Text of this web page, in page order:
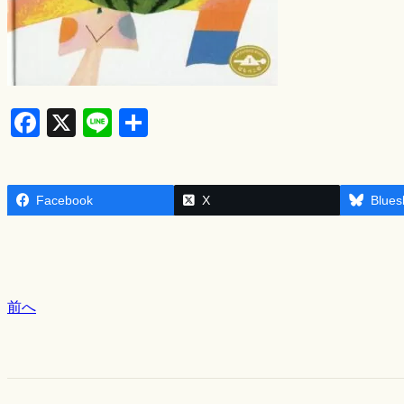
F
c
e
X
Li
e
ar
e
Facebook X
前へ